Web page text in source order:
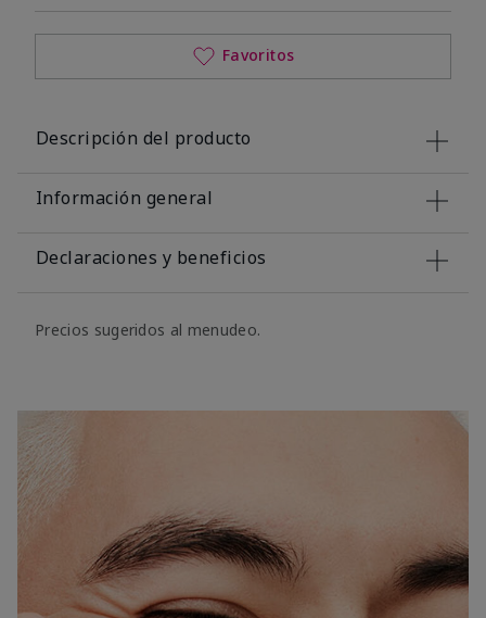
Favoritos
Descripción del producto
Información general
Declaraciones y beneficios
Precios sugeridos al menudeo.